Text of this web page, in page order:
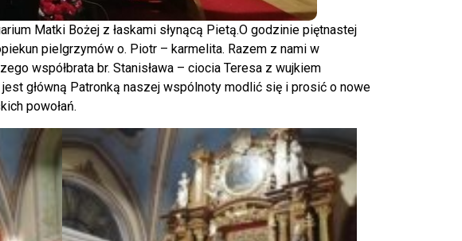
Matki Bożej z łaskami słynącą Pietą.O godzinie piętnastej
pielgrzymów o. Piotr – karmelita. Razem z nami w
współbrata br. Stanisława – ciocia Teresa z wujkiem
główną Patronką naszej wspólnoty modlić się i prosić o nowe
powołań.